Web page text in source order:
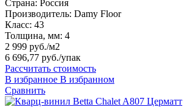
Страна: Россия
Производитель: Damy Floor
Класс: 43
Толщина, мм: 4
2 999 руб./м2
6 696,77 руб./упак
Рассчитать стоимость
В избранное В избранном
Сравнить